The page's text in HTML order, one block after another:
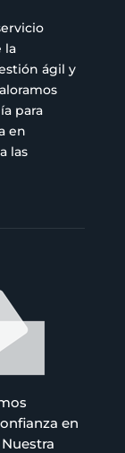
la
ágil y
para
en
las
en